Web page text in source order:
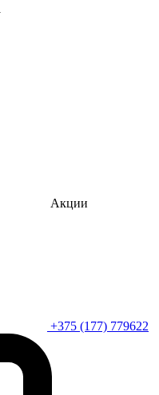
Акции
+375 (177) 779622